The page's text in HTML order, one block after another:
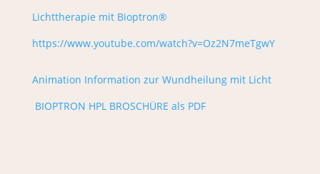
Lichttherapie mit Bioptron®
https://www.youtube.com/watch?v=Oz2N7meTgwY
Animation Information zur Wundheilung mit Licht
BIOPTRON HPL BROSCHÜRE als PDF